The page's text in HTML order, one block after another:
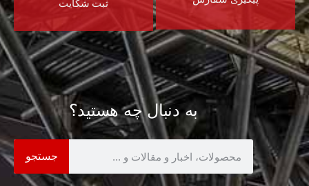
ثبت شکایت
به دنبال چه هستید؟
جستجو